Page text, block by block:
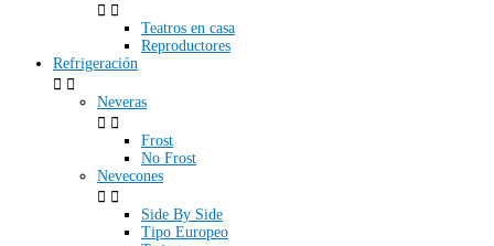
 
Teatros en casa
Reproductores
Refrigeración
 
Neveras
 
Frost
No Frost
Nevecones
 
Side By Side
Tipo Europeo